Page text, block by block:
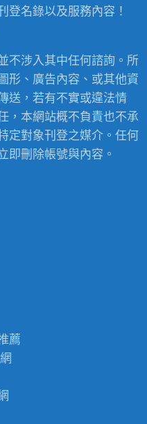
登名錄以及服務內容！
不涉入其中任何諮詢。所
形、廣告內容、或其他資
送，若有不實或違法情
，本網站概不負責也不承
定對象刊登之媒介。任何
即刪除帳號與內容。
薦